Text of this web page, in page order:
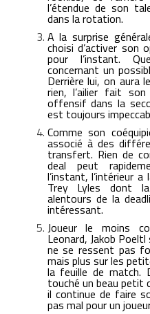
l’étendue de son
dans la rotation.
A la surprise
choisi d’activer son
pour l’instant.
concernant un
Derrière lui, on aura
rien, l’ailier fait
offensif dans la
est toujours
Comme son
associé à des
transfert. Rien de
deal peut
l’instant, l’intérieur
Trey Lyles dont
alentours de la
intéressant.
Joueur le moins
Leonard, Jakob
ne se ressent pas
mais plus sur les
la feuille de match.
touché un beau petit
il continue de faire
pas mal pour un